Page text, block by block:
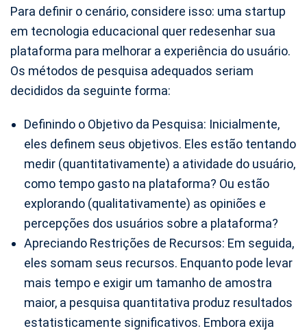
Para definir o cenário, considere isso: uma startup
em tecnologia educacional quer redesenhar sua
plataforma para melhorar a experiência do usuário.
Os métodos de pesquisa adequados seriam
decididos da seguinte forma:
Definindo o Objetivo da Pesquisa: Inicialmente,
eles definem seus objetivos. Eles estão tentando
medir (quantitativamente) a atividade do usuário,
como tempo gasto na plataforma? Ou estão
explorando (qualitativamente) as opiniões e
percepções dos usuários sobre a plataforma?
Apreciando Restrições de Recursos: Em seguida,
eles somam seus recursos. Enquanto pode levar
mais tempo e exigir um tamanho de amostra
maior, a pesquisa quantitativa produz resultados
estatisticamente significativos. Embora exija